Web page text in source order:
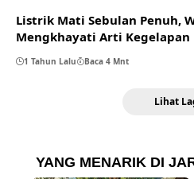
Listrik Mati Sebulan Penuh,
Mengkhayati Arti Kegelapan
1 Tahun Lalu Baca 4 Mnt
Lihat